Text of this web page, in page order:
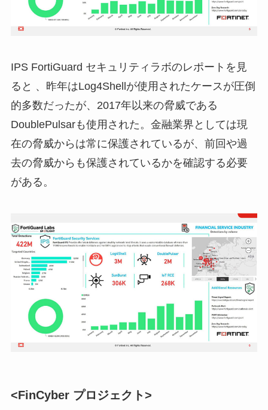
IPS FortiGuard セキュリティラボのレポートを見
ると 、昨年はLog4Shellが使用されたケースが圧倒
的多数だったが、2017年以来の脅威である
DoublePulsarも使用された。金融業界としては現
在の脅威からは常に保護されているが、前回や過
去の脅威からも保護されているかを確認する必要
がある。
<FinCyber プロジェクト>